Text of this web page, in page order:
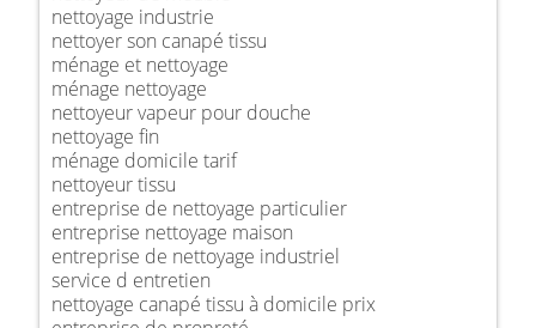
nettoyage industrie
nettoyer son canapé tissu
ménage et nettoyage
ménage nettoyage
nettoyeur vapeur pour douche
nettoyage fin
ménage domicile tarif
nettoyeur tissu
entreprise de nettoyage particulier
entreprise nettoyage maison
entreprise de nettoyage industriel
service d entretien
nettoyage canapé tissu à domicile prix